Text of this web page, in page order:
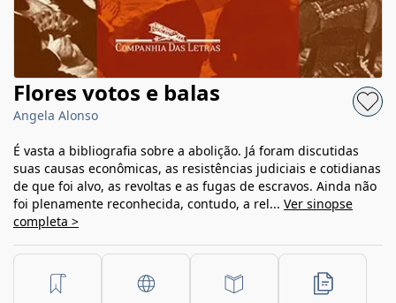
Flores votos e balas
Angela Alonso
É vasta a bibliografia sobre a abolição. Já foram discutidas
suas causas econômicas, as resistências judiciais e cotidianas
de que foi alvo, as revoltas e as fugas de escravos. Ainda não
foi plenamente reconhecida, contudo, a rel... Ver sinopse
completa >